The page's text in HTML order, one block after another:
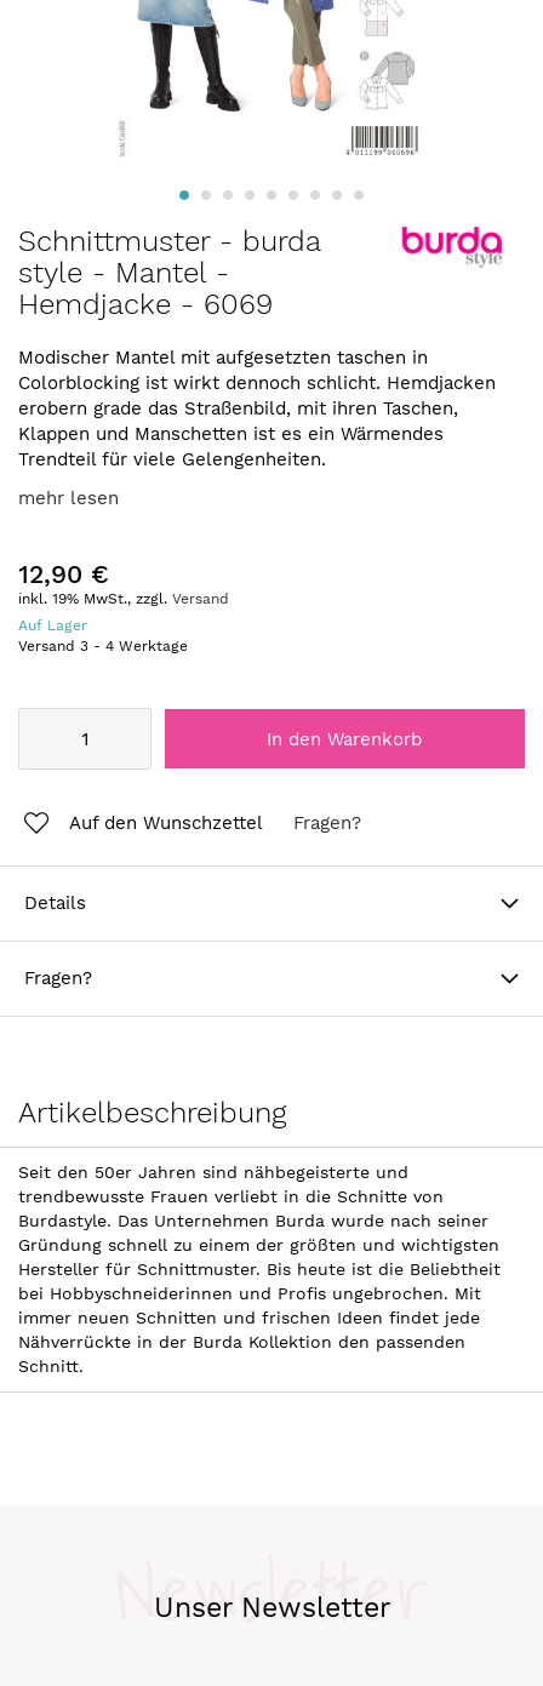
Anfang
der
Bildergalerie
Schnittmuster - burda
style - Mantel -
Hemdjacke - 6069
Modischer Mantel mit aufgesetzten taschen in
Colorblocking ist wirkt dennoch schlicht. Hemdjacken
erobern grade das Straßenbild, mit ihren Taschen,
Klappen und Manschetten ist es ein Wärmendes
Trendteil für viele Gelengenheiten.
mehr lesen
12,90 €
inkl. 19% MwSt., zzgl. Versand
Auf Lager
Versand 3 - 4 Werktage
In den Warenkorb
Auf den Wunschzettel Fragen?
Details
Fragen?
Artikelbeschreibung
Seit den 50er Jahren sind nähbegeisterte und
trendbewusste Frauen verliebt in die Schnitte von
Burdastyle. Das Unternehmen Burda wurde nach seiner
Gründung schnell zu einem der größten und wichtigsten
Hersteller für Schnittmuster. Bis heute ist die Beliebtheit
bei Hobbyschneiderinnen und Profis ungebrochen. Mit
immer neuen Schnitten und frischen Ideen findet jede
Nähverrückte in der Burda Kollektion den passenden
Schnitt.
Unser Newsletter
Newsletter